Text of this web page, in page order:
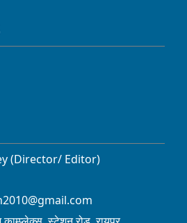
(Director/ Editor)